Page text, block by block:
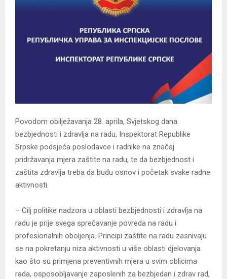
Povodom obilježavanja 28. aprila, Svjetskog dana
bezbjednosti i zdravlja na radu, Inspektorat Republike
Srpske podsjeća poslodavce i radnike na značaj
pridržavanja mjera zaštite na radu, te da bezbjednost i
zaštita zdravlja treba da budu osnov i početak svake radne
aktivnosti.
– Cilj politike nadzora u oblasti bezbjednosti i zdravlja na
radu je prije svega sprečavanje povreda na radu i
profesionalnih oboljenja. Principi zaštite na radu zasnivaju
se na pokretanju niza aktivnosti u više oblasti djelovanja
kao što su primjena preventivnih mjera u svim oblicima
rada, osposobljavanje zaposlenih za bezbjedan i zdrav rad,